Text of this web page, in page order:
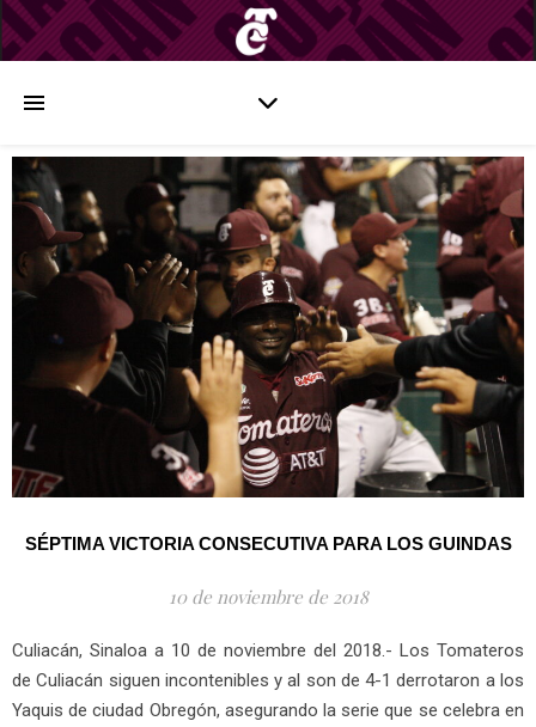
SÉPTIMA VICTORIA CONSECUTIVA PARA LOS GUINDAS
10 de noviembre de 2018
Culiacán, Sinaloa a 10 de noviembre del 2018.- Los Tomateros
de Culiacán siguen incontenibles y al son de 4-1 derrotaron a los
Yaquis de ciudad Obregón, asegurando la serie que se celebra en